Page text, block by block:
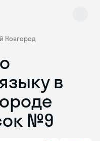
Новгород
в
№9